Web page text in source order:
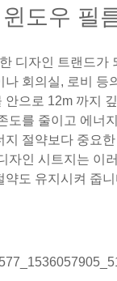
도우 필
디자인 트랜드가
나 회의실, 로비 등
안으로 12m 까지
도를 줄이고 에너
지 절약보다 중요
자인 시트지는 이
약도 유지시켜 줍